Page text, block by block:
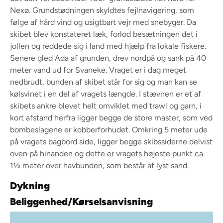
Nexø. Grundstødningen skyldtes fejlnavigering, som
følge af hård vind og usigtbart vejr med snebyger. Da
skibet blev konstateret læk, forlod besætningen det i
jollen og reddede sig i land med hjælp fra lokale fiskere.
Senere gled Ada af grunden, drev nordpå og sank på 40
meter vand ud for Svaneke. Vraget er i dag meget
nedbrudt, bunden af skibet står for sig og man kan se
kølsvinet i en del af vragets længde. I stævnen er et af
skibets ankre blevet helt omviklet med trawl og garn, i
kort afstand herfra ligger begge de store master, som ved
bombeslagene er kobberforhudet. Omkring 5 meter ude
på vragets bagbord side, ligger begge skibssiderne delvist
oven på hinanden og dette er vragets højeste punkt ca.
1½ meter over havbunden, som består af lyst sand.
Dykning
Beliggenhed/Kørselsanvisning